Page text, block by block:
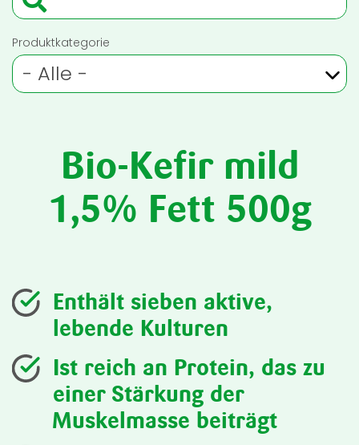
Produktkategorie
- Alle -
Bio-Kefir mild
1,5% Fett 500g
Enthält sieben aktive,
lebende Kulturen
Ist reich an Protein, das zu
einer Stärkung der
Muskelmasse beiträgt